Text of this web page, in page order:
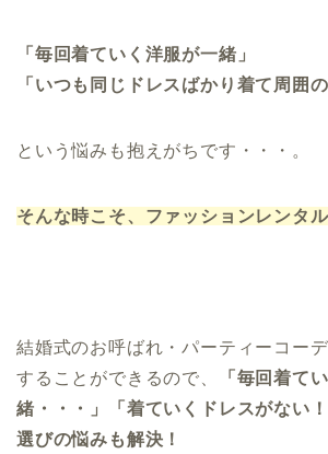
「毎回着ていく洋服が一緒」
「いつも同じドレスばかり着て周囲
という悩みも抱えがちです・・・。
そんな時こそ、ファッションレンタル
結婚式のお呼ばれ・パーティーコー
することができるので、
「毎回着て
緒・・・」「着ていくドレスがない
選びの悩みも解決！